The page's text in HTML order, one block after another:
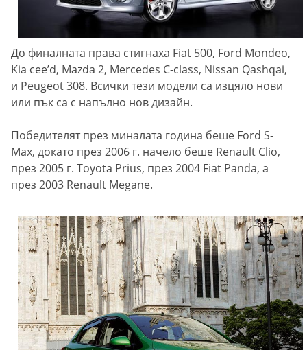
До финалната права стигнаха Fiat 500, Ford Mondeo,
Kia cee’d, Mazda 2, Mercedes C-class, Nissan Qashqai,
и Peugeot 308. Всички тези модели са изцяло нови
или пък са с напълно нов дизайн.
Победителят през миналата година беше Ford S-
Max, докато през 2006 г. начело беше Renault Clio,
през 2005 г. Toyota Prius, през 2004 Fiat Panda, а
през 2003 Renault Megane.